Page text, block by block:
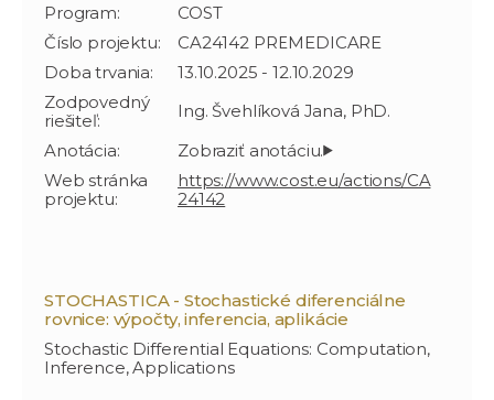
Program:
COST
Číslo projektu:
CA24142 PREMEDICARE
Doba trvania:
13.10.2025 - 12.10.2029
Zodpovedný
riešiteľ:
Ing. Švehlíková Jana, PhD.
Anotácia:
Web stránka
projektu:
https://www.cost.eu/actions/CA
24142
STOCHASTICA - Stochastické diferenciálne
rovnice: výpočty, inferencia, aplikácie
Stochastic Differential Equations: Computation,
Inference, Applications